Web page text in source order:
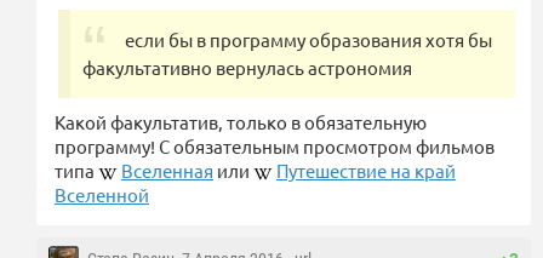
если бы в программу образования хотя бы
факультативно вернулась астрономия
Какой факультатив, только в обязательную
программу! С обязательным просмотром фильмов
типа
Вселенная или
Путешествие на край
Вселенной